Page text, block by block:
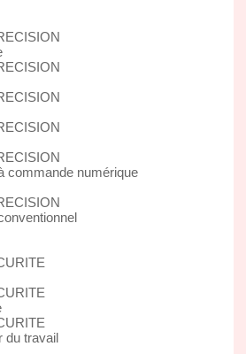
commande numérique
du travail